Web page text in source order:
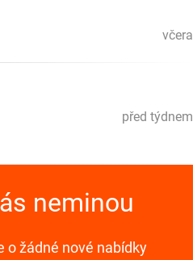
včera
před týdnem
neminou
o žádné nové nabídky